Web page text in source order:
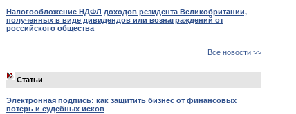
Налогообложение НДФЛ доходов резидента Великобритании,
полученных в виде дивидендов или вознаграждений от
российского общества
Все новости >>
Статьи
Электронная подпись: как защитить бизнес от финансовых
потерь и судебных исков